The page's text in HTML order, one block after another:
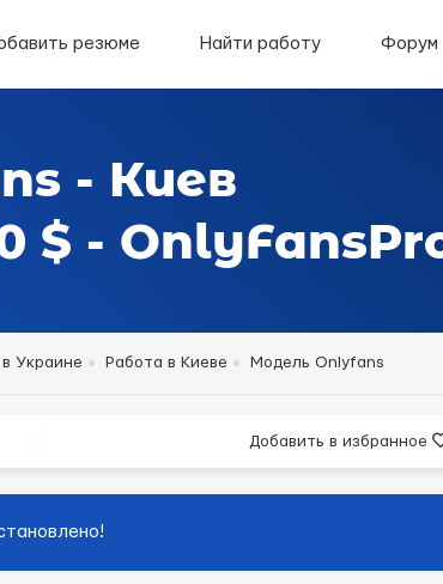
резюме Найти работу Форум
- Киев
$ -
Украине Работа в Киеве Модель Onlyfans
Добавить в избранное